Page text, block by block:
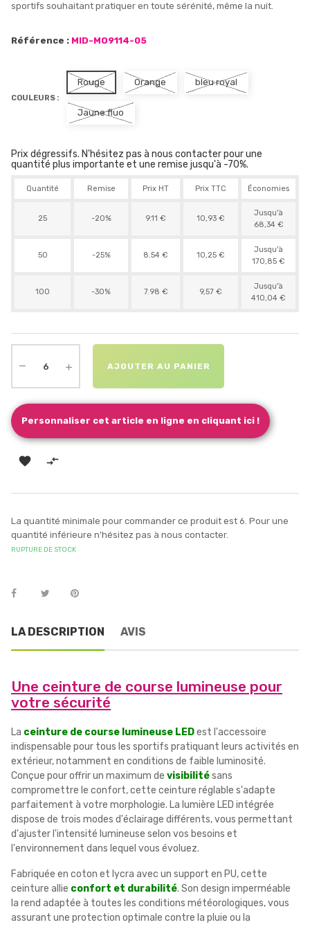
sportifs souhaitant pratiquer en toute sérénité, même la nuit.
Référence : MID-MO9114-05
COULEURS :
Rouge Orange bleu royal
Jaune fluo
Prix dégressifs. N'hésitez pas à nous contacter pour une
quantité plus importante et une remise jusqu'à -70%.
Quantité Remise Prix HT Prix TTC Économies
25 -20% 9.11 € 10,93 €
Jusqu'à
68,34 €
50 -25% 8.54 € 10,25 €
Jusqu'à
170,85 €
100 -30% 7.98 € 9,57 €
Jusqu'à
410,04 €
AJOUTER AU PANIER
Personnaliser cet article en ligne en cliquant ici !
 
La quantité minimale pour commander ce produit est 6. Pour une
quantité inférieure n'hésitez pas à nous contacter.
RUPTURE DE STOCK
LA DESCRIPTION AVIS
Une ceinture de course lumineuse pour
votre sécurité
La ceinture de course lumineuse LEDest l'accessoire
indispensable pour tous les sportifs pratiquant leurs activités en
extérieur, notamment en conditions de faible luminosité.
Conçue pour offrir un maximum de visibilitésans
compromettre le confort, cette ceinture réglable s'adapte
parfaitement à votre morphologie. La lumière LED intégrée
dispose de trois modes d'éclairage différents, vous permettant
d'ajuster l'intensité lumineuse selon vos besoins et
l'environnement dans lequel vous évoluez.
Fabriquée en coton et lycra avec un support en PU, cette
ceinture allie confort et durabilité. Son design imperméable
la rend adaptée à toutes les conditions météorologiques, vous
assurant une protection optimale contre la pluie ou la